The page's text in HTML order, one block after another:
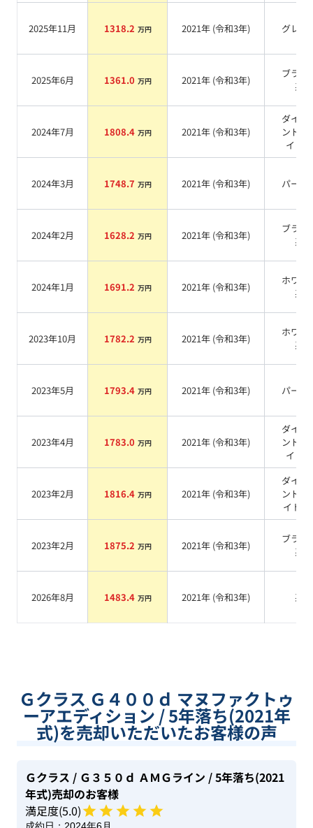
2025年11月 1318.2 万円 2021年 (令和3年) グレー
2025年6月 1361.0 万円 2021年 (令和3年)
ブラッ
系
2024年7月 1808.4 万円 2021年 (令和3年)
ダイヤ
ンドホ
イト
2024年3月 1748.7 万円 2021年 (令和3年) パール
2024年2月 1628.2 万円 2021年 (令和3年)
ブラッ
系
2024年1月 1691.2 万円 2021年 (令和3年)
ホワイ
系
2023年10月 1782.2 万円 2021年 (令和3年)
ホワイ
系
2023年5月 1793.4 万円 2021年 (令和3年) パール
2023年4月 1783.0 万円 2021年 (令和3年)
ダイヤ
ンドホ
イト
2023年2月 1816.4 万円 2021年 (令和3年)
ダイア
ンドホ
イトP
2023年2月 1875.2 万円 2021年 (令和3年)
ブラッ
系
2026年8月 1483.4 万円 2021年 (令和3年) 系
Ｇクラス Ｇ４００ｄ マヌファクトゥ
ーアエディション / 5年落ち(2021年
式)を売却いただいたお客様の声
Ｇクラス / Ｇ３５０ｄ ＡＭＧライン / 5年落ち(2021
年式)売却のお客様
満足度(5.0)